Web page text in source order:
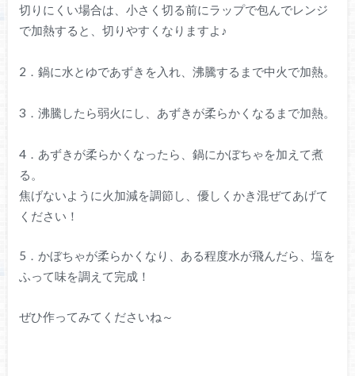
切りにくい場合は、小さく切る前にラップで包んでレンジ
で加熱すると、切りやすくなりますよ♪
2．鍋に水とゆであずきを入れ、沸騰するまで中火で加熱。
3．沸騰したら弱火にし、あずきが柔らかくなるまで加熱。
4．あずきが柔らかくなったら、鍋にかぼちゃを加えて煮
る。
焦げないように火加減を調節し、優しくかき混ぜてあげて
ください！
5．かぼちゃが柔らかくなり、ある程度水が飛んだら、塩を
ふって味を調えて完成！
ぜひ作ってみてくださいね～